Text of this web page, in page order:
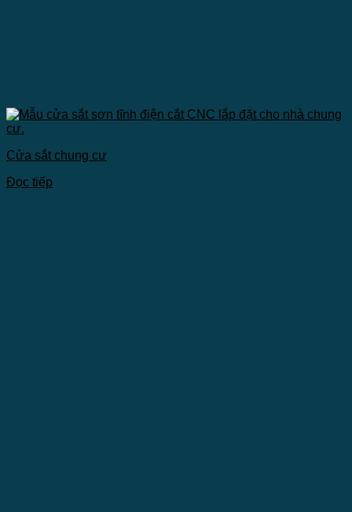
Cửa sắt chung cư
Đọc tiếp